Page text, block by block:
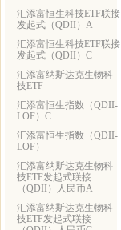
汇添富恒生科技ETF联接
发起式（QDII）A
汇添富恒生科技ETF联接
发起式（QDII）C
汇添富纳斯达克生物科
技ETF
汇添富恒生指数（QDII-
LOF）C
汇添富恒生指数（QDII-
LOF）
汇添富纳斯达克生物科
技ETF发起式联接
（QDII）人民币A
汇添富纳斯达克生物科
技ETF发起式联接